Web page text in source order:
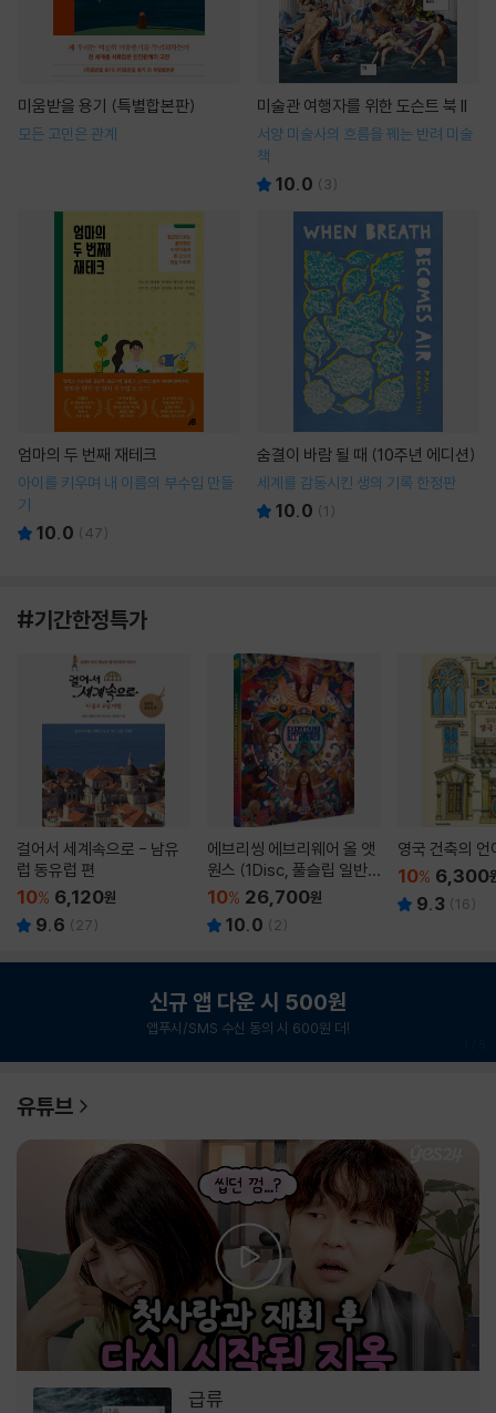
미움받을 용기 (특별합본판)
모든 고민은 관계
미술관 여행자를 위한 도슨트 북 II
서양 미술사의 흐름을 꿰는 반려 미술
책
10.0 ( 3)
엄마의 두 번째 재테크
아이를 키우며 내 이름의 부수입 만들
기
10.0 (47)
숨결이 바람 될 때 (10주년 에디션)
세계를 감동시킨 생의 기록 한정판
10.0 (1 )
#기간한정특가
걸어서 세계속으로 - 남유
럽 동유럽 편
10% 6,120원
9.6 ( 27)
에브리씽 에브리웨어 올 앳
원스 (1Disc, 풀슬립 일반
판) : 블루레이
10% 26,700원
10.0 ( 2)
영국 건축의 언
10% 6,300
9.3 (16)
신규 앱 다운 시 500원
앱푸시/SMS 수신 동의 시 600원 더!
유튜브
급류